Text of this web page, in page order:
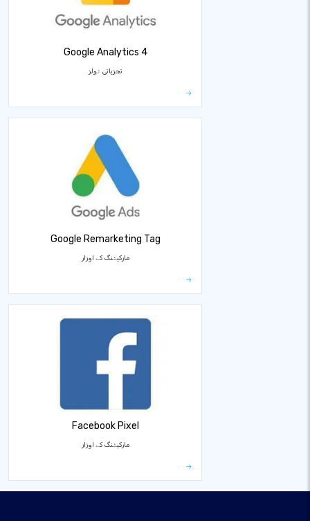
Google Analytics 4
تجزیاتی ٹولز
Google Remarketing Tag
مارکیٹنگ کے اوزار
Facebook Pixel
مارکیٹنگ کے اوزار